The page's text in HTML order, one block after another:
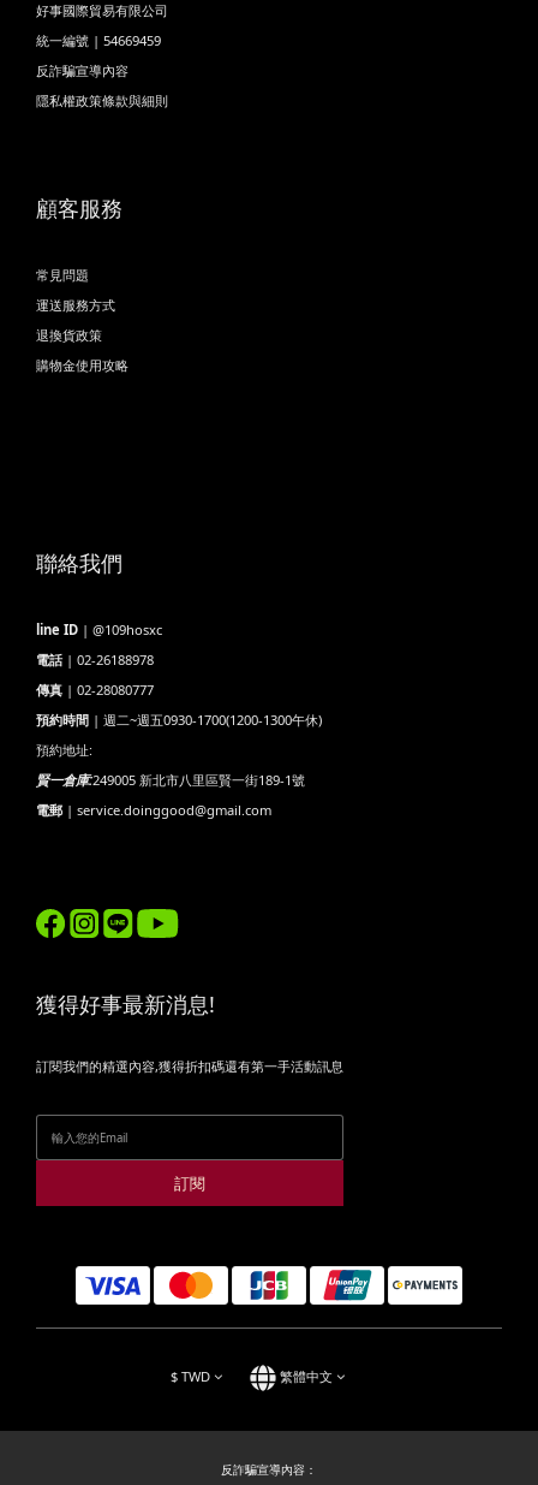
好事國際貿易有限公司
統一編號 | 54669459
反詐騙宣導內容
隱私權政策條款與細則
顧客服務
常見問題
運送服務方式
退換貨政策
購物金使用攻略
聯絡我們
line ID | @109hosxc
電話 | 02-26188978
傳真 | 02-28080777
預約時間 | 週二~週五0930-1700(1200-1300午休)
預約地址:
賢一倉庫:249005 新北市八里區賢一街189-1號
電郵 | service.doinggood@gmail.com
獲得好事最新消息!
訂閱我們的精選內容,獲得折扣碼還有第一手活動訊息
訂閱
$ TWD 繁體中文
反詐騙宣導內容：